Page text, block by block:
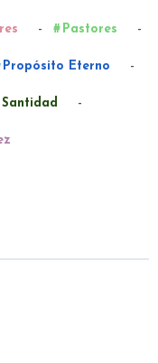
- Pastores -
Propósito Eterno -
Santidad -